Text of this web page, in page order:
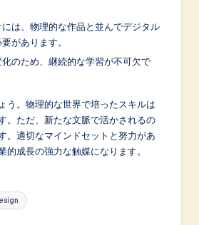
は、物理的な作品と並んでデジタル
があります。
のため、継続的な学習が不可欠で
う。物理的な世界で培ったスキルは
。ただ、新たな文脈で活かされるの
。適切なマインドセットと努力があ
的成長の強力な触媒になります。